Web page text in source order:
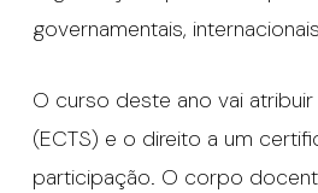
governamentais,
O curso deste ano vai
(ECTS) e o direito a um
participação. O corpo